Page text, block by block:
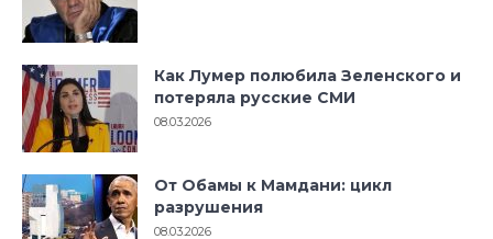
Как Лумер полюбила Зеленского и
потеряла русские СМИ
08.03.2026
От Обамы к Мамдани: цикл
разрушения
08.03.2026